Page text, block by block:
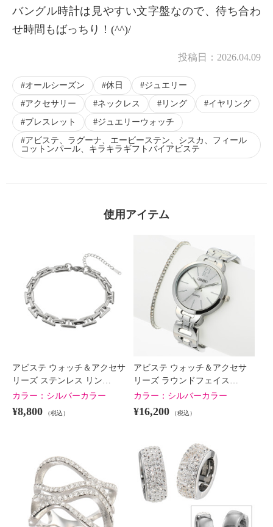
バングル時計は見やすい文字盤なので、待ち合わ
せ時間もばっちり！(^^)/
投稿日： 2026.04.09
オールシーズン 休日
ジュエリー
アクセサリー
ネックレス リング
イヤリング
ブレスレット
ジュエリーウォッチ
アビステ、ラグーナ、エービーステン、シスカ、フィール
コットンパール、キラキラギフトバイアビステ
使用アイテム
アビステ ウォッチ＆アクセサ
リーズ ステンレス リン…
カラー： シルバーカラー
¥8,800 （税込）
アビステ ウォッチ＆アクセサ
リーズ ラウンドフェイス…
カラー： シルバーカラー
¥16,200 （税込）